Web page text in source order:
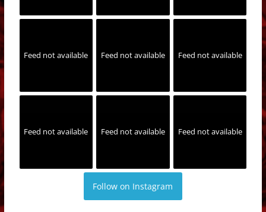
Feed not available Feed not available Feed not available
Feed not available Feed not available Feed not available
Follow on Instagram